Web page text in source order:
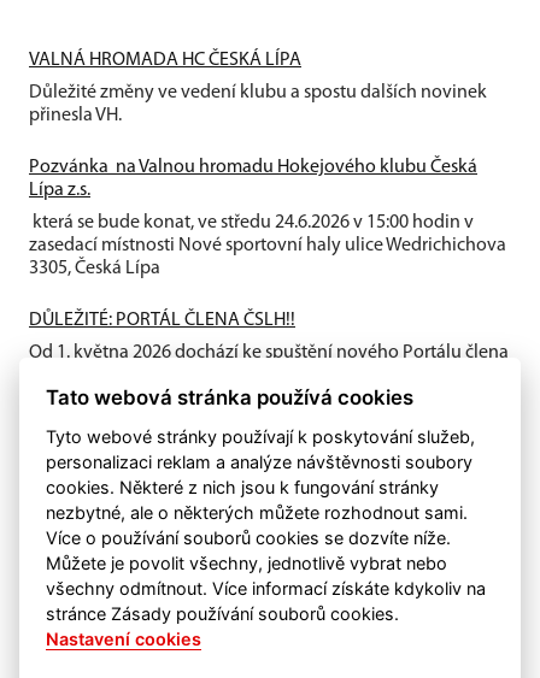
VALNÁ HROMADA HC ČESKÁ LÍPA
Důležité změny ve vedení klubu a spostu dalších novinek
přinesla VH.
Pozvánka na Valnou hromadu Hokejového klubu Česká
Lípa z.s.
která se bude konat, ve středu 24.6.2026 v 15:00 hodin v
zasedací místnosti Nové sportovní haly ulice Wedrichichova
3305, Česká Lípa
DŮLEŽITÉ: PORTÁL ČLENA ČSLH!!
Od 1. května 2026 dochází ke spuštění nového Portálu člena
osob...
Tato webová stránka používá cookies
Tyto webové stránky používají k poskytování služeb,
personalizaci reklam a analýze návštěvnosti soubory
cookies. Některé z nich jsou k fungování stránky
nezbytné, ale o některých můžete rozhodnout sami.
Více o používání souborů cookies se dozvíte níže.
Můžete je povolit všechny, jednotlivě vybrat nebo
všechny odmítnout. Více informací získáte kdykoliv na
stránce Zásady používání souborů cookies.
Nastavení cookies